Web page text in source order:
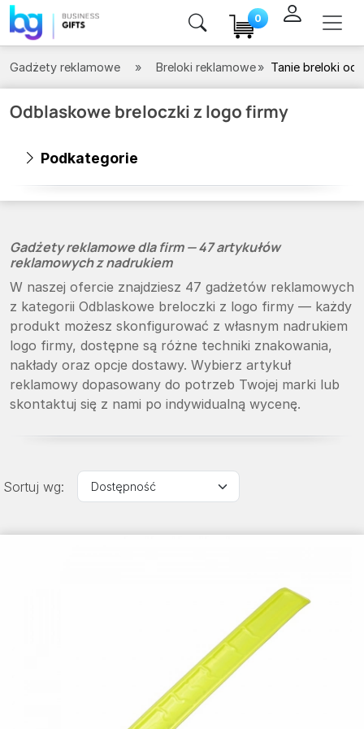
0
Gadżety reklamowe Breloki reklamowe Tanie breloki
Odblaskowe breloczki z logo firmy
Podkategorie
Gadżety reklamowe dla firm — 47 artykułów
reklamowych z nadrukiem
W naszej ofercie znajdziesz 47 gadżetów reklamowych
z kategorii Odblaskowe breloczki z logo firmy — każdy
produkt możesz skonfigurować z własnym nadrukiem
logo firmy, dostępne są różne techniki znakowania,
nakłady oraz opcje dostawy. Wybierz artykuł
reklamowy dopasowany do potrzeb Twojej marki lub
skontaktuj się z nami po indywidualną wycenę.
Sortuj wg: